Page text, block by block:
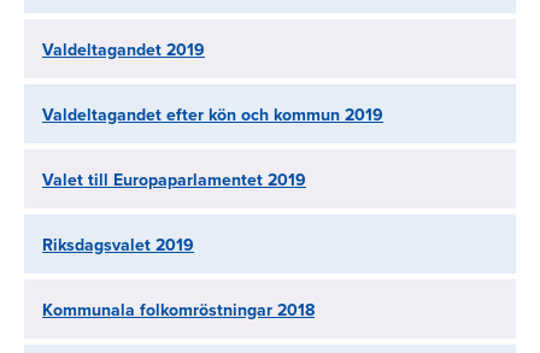
Valdeltagandet 2019
Valdeltagandet efter kön och kommun 2019
Valet till Europaparlamentet 2019
Riksdagsvalet 2019
Kommunala folkomröstningar 2018